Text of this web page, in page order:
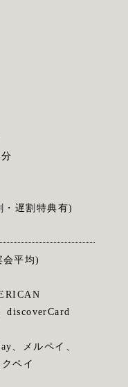
遅割特典有)
平均)
discoverCard
、メルペイ、
ペイ